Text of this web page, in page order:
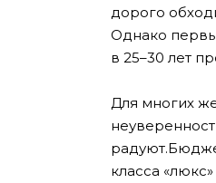
дорого
Однако
в 25–30 лет
Для многих
класса